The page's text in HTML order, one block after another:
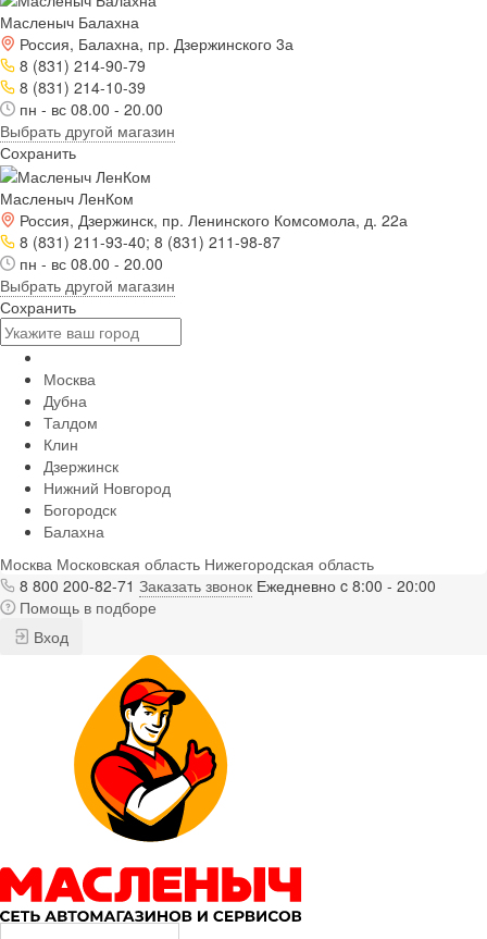
Масленыч Балахна
Россия, Балахна, пр. Дзержинского 3а
8 (831) 214-90-79
8 (831) 214-10-39
пн - вс 08.00 - 20.00
Выбрать другой магазин
Сохранить
Масленыч ЛенКом
Россия, Дзержинск, пр. Ленинского Комсомола, д. 22а
8 (831) 211-93-40; 8 (831) 211-98-87
пн - вс 08.00 - 20.00
Выбрать другой магазин
Сохранить
Москва
Дубна
Талдом
Клин
Дзержинск
Нижний Новгород
Богородск
Балахна
Москва Московская область Нижегородская область
8 800 200-82-71 Заказать звонок Ежедневно c 8:00 - 20:00
Помощь в подборе
Вход